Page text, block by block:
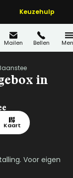
Keuzehulp
Mailen Bellen
in
Kaart
Voor eigen